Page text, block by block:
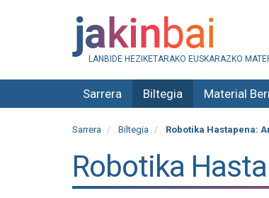
LANBIDE HEZIKETARAKO EUSKARAZKO
Sarrera Biltegia Material
Sarrera Biltegia Robotika Hastapena:
Robotika